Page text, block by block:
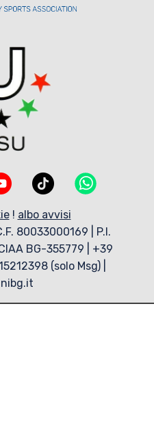
! albo avvisi
80033000169 | P.I.
BG-355779 | +39
(solo Msg) |